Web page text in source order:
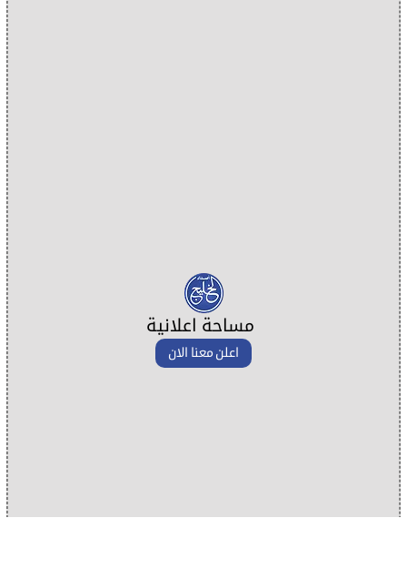
مساحة اعلانية
اعلن معنا الان